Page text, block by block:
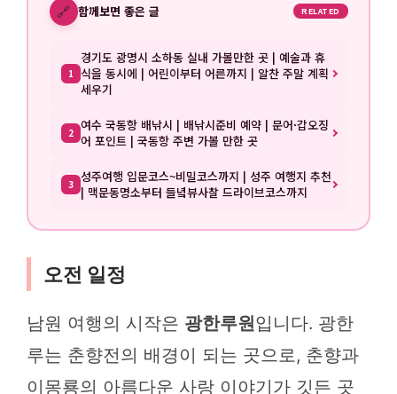
🔗 함께보면 좋은 글 RELATED
1
경기도 광명시 소하동 실내 가볼만한 곳 | 예술과 휴
식을 동시에 | 어린이부터 어른까지 | 알찬 주말 계획
세우기
2 여수 국동항 배낚시 | 배낚시준비 예약 | 문어·갑오징
어 포인트 | 국동항 주변 가볼 만한 곳
3 성주여행 입문코스~비밀코스까지 | 성주 여행지 추천
| 맥문동명소부터 들녘뷰사찰 드라이브코스까지
오전 일정
남원 여행의 시작은 광한루원입니다. 광한
루는 춘향전의 배경이 되는 곳으로, 춘향과
이몽룡의 아름다운 사랑 이야기가 깃든 곳